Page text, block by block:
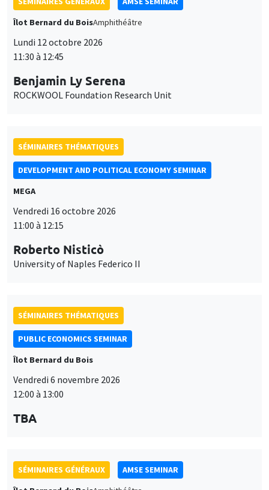
Îlot Bernard du BoisAmphithéâtre
11:30 à 12:45
ROCKWOOL Foundation Research Unit
SÉMINAIRES THÉMATIQUES
DEVELOPMENT AND POLITICAL ECONOMY SEMINAR
MEGA
11:00 à 12:15
University of Naples Federico II
SÉMINAIRES THÉMATIQUES
PUBLIC ECONOMICS SEMINAR
Îlot Bernard du Bois
12:00 à 13:00
SÉMINAIRES GÉNÉRAUX
AMSE SEMINAR
Îlot Bernard du BoisAmphithéâtre
des
personnelles
Ce site utilise des cookies et des services tiers pour garantir son bon
contenus multimédias. Vous êtes libre d’accepter, de refuser ou de
politique de confidentialité.